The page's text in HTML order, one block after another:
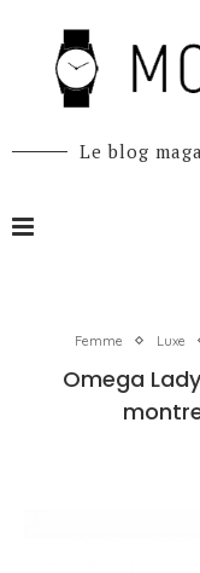
Le blog
Femme Luxe
Omega